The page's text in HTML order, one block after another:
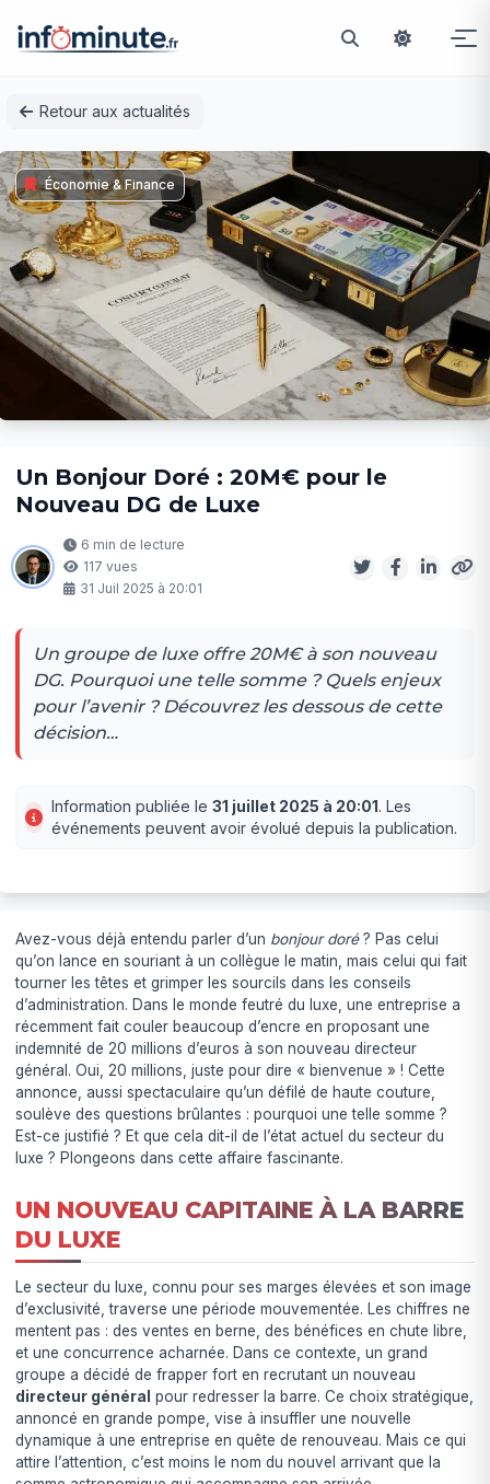
Retour aux actualités
Économie & Finance
Un Bonjour Doré : 20M€ pour le
Nouveau DG de Luxe
6 min de lecture
117 vues
31 Juil 2025 à 20:01
Un groupe de luxe offre 20M€ à son nouveau
DG. Pourquoi une telle somme ? Quels enjeux
pour l’avenir ? Découvrez les dessous de cette
décision…
Information publiée le31 juillet 2025 à 20:01. Les
événements peuvent avoir évolué depuis la publication.
Avez-vous déjà entendu parler d’un bonjour doré? Pas celui
qu’on lance en souriant à un collègue le matin, mais celui qui fait
tourner les têtes et grimper les sourcils dans les conseils
d’administration. Dans le monde feutré du luxe, une entreprise a
récemment fait couler beaucoup d’encre en proposant une
indemnité de 20 millions d’euros à son nouveau directeur
général. Oui, 20 millions, juste pour dire « bienvenue » ! Cette
annonce, aussi spectaculaire qu’un défilé de haute couture,
soulève des questions brûlantes : pourquoi une telle somme ?
Est-ce justifié ? Et que cela dit-il de l’état actuel du secteur du
luxe ? Plongeons dans cette affaire fascinante.
UN NOUVEAU CAPITAINE À LA BARRE
DU LUXE
Le secteur du luxe, connu pour ses marges élevées et son image
d’exclusivité, traverse une période mouvementée. Les chiffres ne
mentent pas : des ventes en berne, des bénéfices en chute libre,
et une concurrence acharnée. Dans ce contexte, un grand
groupe a décidé de frapper fort en recrutant un nouveau
directeur général pour redresser la barre. Ce choix stratégique,
annoncé en grande pompe, vise à insuffler une nouvelle
dynamique à une entreprise en quête de renouveau. Mais ce qui
attire l’attention, c’est moins le nom du nouvel arrivant que la